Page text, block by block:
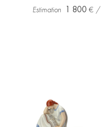
1 800